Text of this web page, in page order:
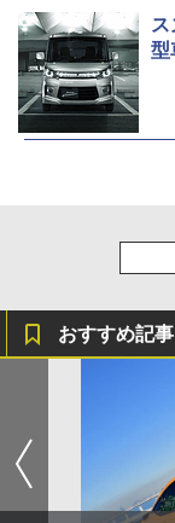
型
おすすめ記事